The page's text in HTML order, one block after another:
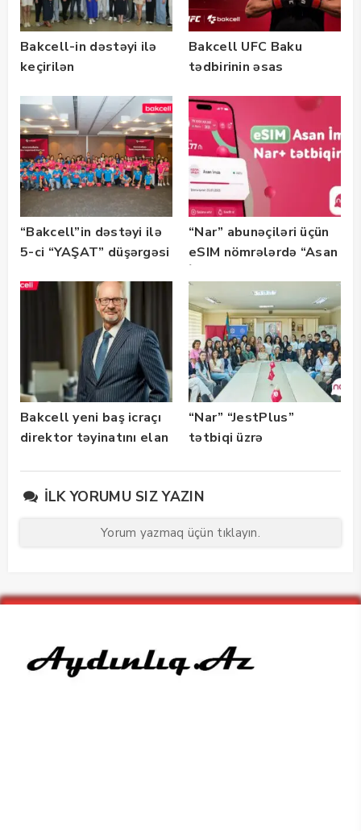
Bakcell-in dəstəyi ilə
keçirilən
Bootcamp” başladı
Bakcell UFC Baku
tədbirinin əsas
“Bakcell”in dəstəyi ilə
5-ci “YAŞAT” düşərgəsi
“Nar” abunəçiləri üçün
eSIM nömrələrdə “Asan
istifadəyə verildi
Bakcell yeni baş icraçı
direktor təyinatını elan
“Nar” “JestPlus”
tətbiqi üzrə
İLK YORUMU SIZ YAZIN
Yorum yazmaq üçün tıklayın.